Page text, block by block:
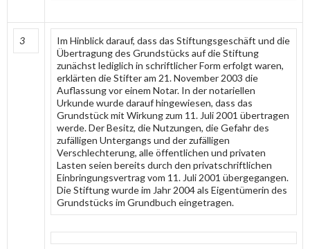
3
Im Hinblick darauf, dass das Stiftungsgeschäft und die
Übertragung des Grundstücks auf die Stiftung
zunächst lediglich in schriftlicher Form erfolgt waren,
erklärten die Stifter am 21. November 2003 die
Auflassung vor einem Notar. In der notariellen
Urkunde wurde darauf hingewiesen, dass das
Grundstück mit Wirkung zum 11. Juli 2001 übertragen
werde. Der Besitz, die Nutzungen, die Gefahr des
zufälligen Untergangs und der zufälligen
Verschlechterung, alle öffentlichen und privaten
Lasten seien bereits durch den privatschriftlichen
Einbringungsvertrag vom 11. Juli 2001 übergegangen.
Die Stiftung wurde im Jahr 2004 als Eigentümerin des
Grundstücks im Grundbuch eingetragen.